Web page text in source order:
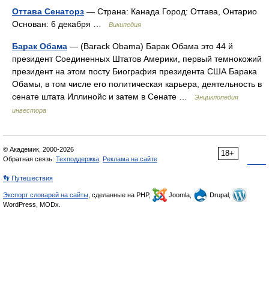
Оттава Сенаторз — Страна: Канада Город: Оттава, Онтарио
Основан: 6 декабря …
Википедия
Барак Обама — (Barack Obama) Барак Обама это 44 й
президент Соединенных Штатов Америки, первый темнокожий
президент на этом посту Биография президента США Барака
Обамы, в том числе его политическая карьера, деятельность в
сенате штата Иллинойс и затем в Сенате …
Энциклопедия
инвестора
18+
© Академик, 2000-2026
Обратная связь: Техподдержка Реклама на сайте
👣 Путешествия
Экспорт словарей на сайты , сделанные на PHP, Joomla,
Drupal,
WordPress, MODx.